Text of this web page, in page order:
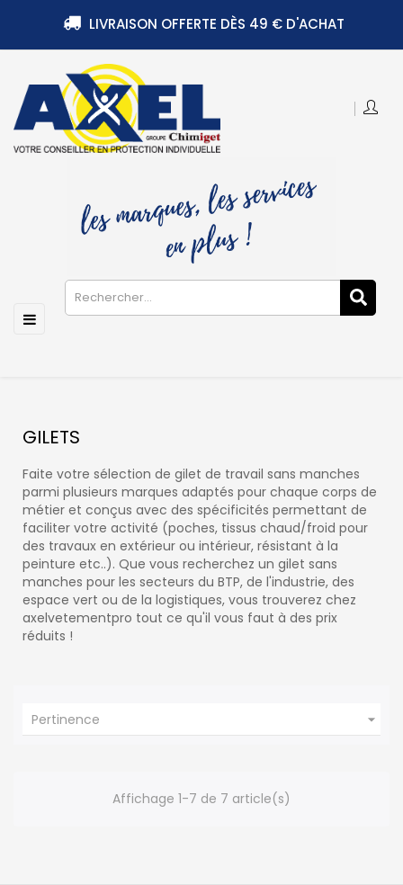
LIVRAISON OFFERTE DÈS 49 € D'ACHAT
Basculer
☰
GILETS
Faite votre sélection de gilet de travail sans manches
parmi plusieurs marques adaptés pour chaque corps de
métier et conçus avec des spécificités permettant de
faciliter votre activité (poches, tissus chaud/froid pour
des travaux en extérieur ou intérieur, résistant à la
peinture etc..). Que vous recherchez un gilet sans
manches pour les secteurs du BTP, de l'industrie, des
espace vert ou de la logistiques, vous trouverez chez
axelvetementpro tout ce qu'il vous faut à des prix
réduits !
Pertinence 
Affichage 1-7 de 7 article(s)